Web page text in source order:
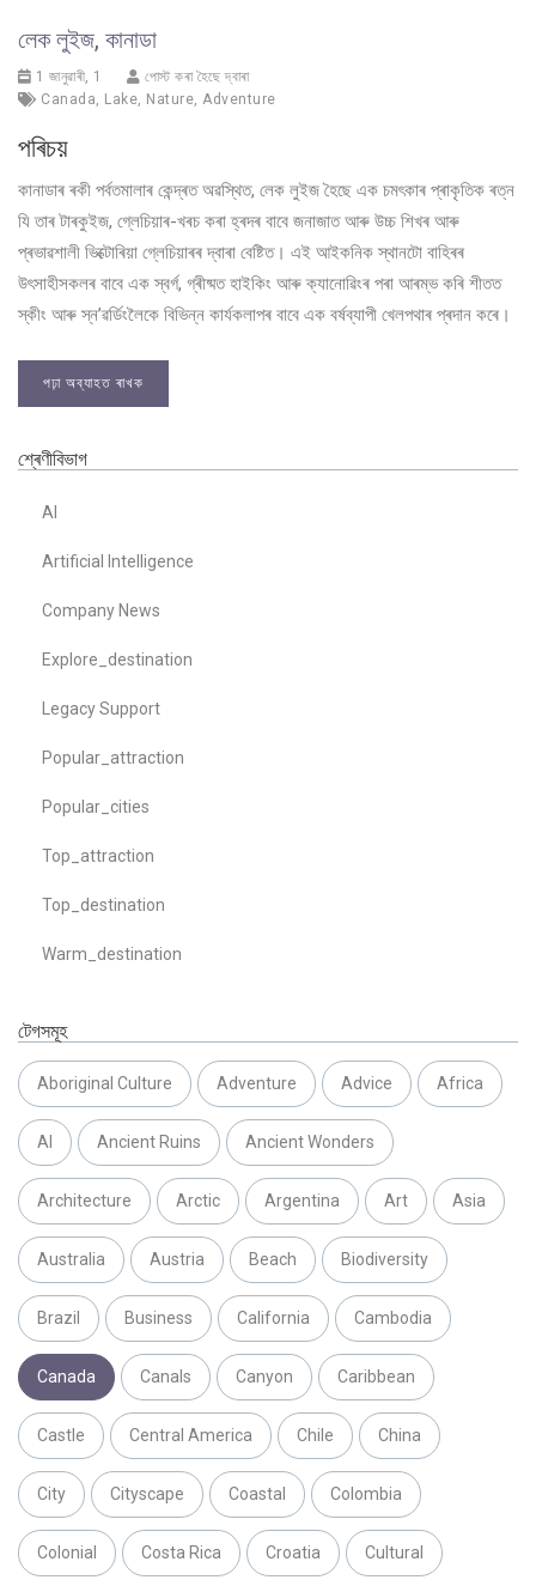
লেক লুইজ, কানাডা
1 জানুৱাৰী, 1
পোস্ট কৰা হৈছে দ্বাৰা
Canada, Lake, Nature, Adventure
পৰিচয়
কানাডাৰ ৰকী পৰ্বতমালাৰ কেন্দ্ৰত অৱস্থিত, লেক লুইজ হৈছে এক চমৎকাৰ প্ৰাকৃতিক ৰত্ন
যি তাৰ টাৰকুইজ, গ্লেচিয়াৰ-খৰচ কৰা হ্ৰদৰ বাবে জনাজাত আৰু উচ্চ শিখৰ আৰু
প্ৰভাৱশালী ভিক্টোৰিয়া গ্লেচিয়াৰৰ দ্বাৰা বেষ্টিত। এই আইকনিক স্থানটো বাহিৰৰ
উৎসাহীসকলৰ বাবে এক স্বৰ্গ, গ্ৰীষ্মত হাইকিং আৰু ক্যানোৱিংৰ পৰা আৰম্ভ কৰি শীতত
স্কীং আৰু স্ন’ৱৰ্ডিংলৈকে বিভিন্ন কাৰ্যকলাপৰ বাবে এক বৰ্ষব্যাপী খেলপথাৰ প্ৰদান কৰে।
পঢ়া অব্যাহত ৰাখক
শ্ৰেণীবিভাগ
AI
Artificial Intelligence
Company News
Explore_destination
Legacy Support
Popular_attraction
Popular_cities
Top_attraction
Top_destination
Warm_destination
টেগসমূহ
Aboriginal Culture Adventure Advice Africa
AI Ancient Ruins Ancient Wonders
Architecture Arctic Argentina Art Asia
Australia Austria Beach Biodiversity
Brazil Business California Cambodia
Canada Canals Canyon Caribbean
Castle Central America Chile China
City Cityscape Coastal Colombia
Colonial Costa Rica Croatia Cultural